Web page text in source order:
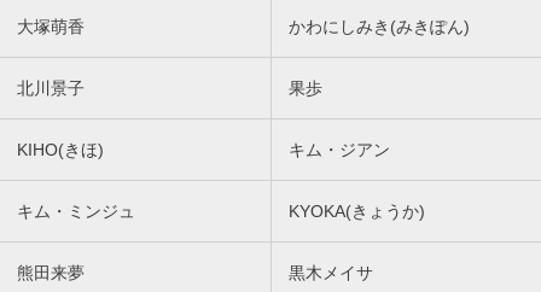
大塚萌香 かわにしみき(みきぽん)
北川景子 果歩
KIHO(きほ) キム・ジアン
キム・ミンジュ KYOKA(きょうか)
熊田来夢 黒木メイサ